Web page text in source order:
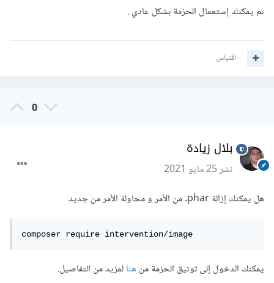
ثم يمكنك إستعمال الحزمة بشكل عادي .
اقتباس
0
بلال زيادة
نشر25 مايو 2021
هل يمكنك إزالة phar. من الأمر و محاولة الأمر من جديد
composer require intervention/image
يمكنك الدخول إلى توثيق الحزمة منهنالمزيد من التفاصيل.